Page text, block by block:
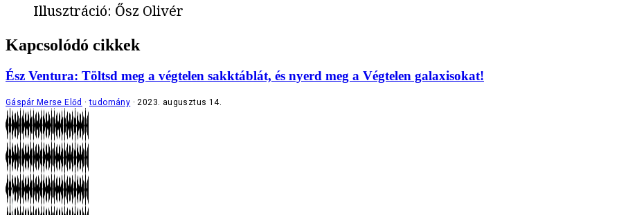
Illusztráció: Ősz Olivér
Kapcsolódó cikkek
Ész Ventura: Töltsd meg a végtelen sakktáblát, és nyerd meg a Végtelen galaxisokat!
Gáspár Merse Előd tudomány 2023. augusztus 14.